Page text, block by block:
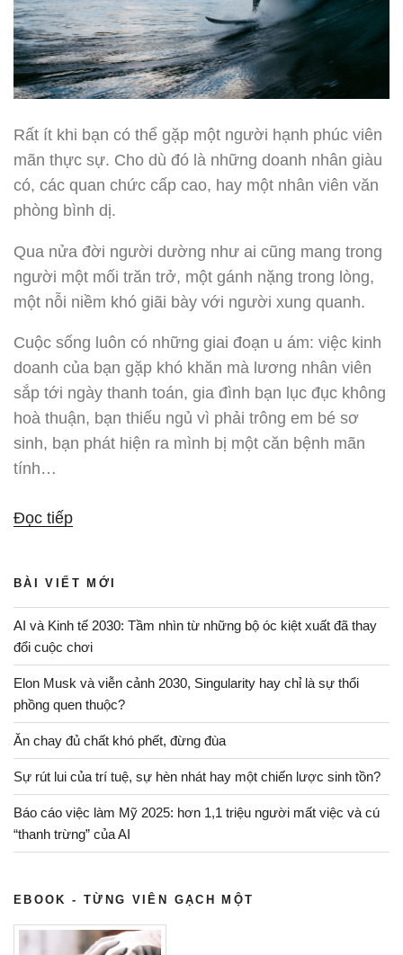
Rất ít khi bạn có thể gặp một người hạnh phúc viên
mãn thực sự. Cho dù đó là những doanh nhân giàu
có, các quan chức cấp cao, hay một nhân viên văn
phòng bình dị.
Qua nửa đời người dường như ai cũng mang trong
người một mối trăn trở, một gánh nặng trong lòng,
một nỗi niềm khó giãi bày với người xung quanh.
Cuộc sống luôn có những giai đoạn u ám: việc kinh
doanh của bạn gặp khó khăn mà lương nhân viên
sắp tới ngày thanh toán, gia đình bạn lục đục không
hoà thuận, bạn thiếu ngủ vì phải trông em bé sơ
sinh, bạn phát hiện ra mình bị một căn bệnh mãn
tính…
Đọc tiếp“Đối
thách”
BÀI VIẾT MỚI
AI và Kinh tế 2030: Tầm nhìn từ những bộ óc kiệt xuất đã thay
đổi cuộc chơi
Elon Musk và viễn cảnh 2030, Singularity hay chỉ là sự thổi
phồng quen thuộc?
Ăn chay đủ chất khó phết, đừng đùa
Sự rút lui của trí tuệ, sự hèn nhát hay một chiến lược sinh tồn?
Báo cáo việc làm Mỹ 2025: hơn 1,1 triệu người mất việc và cú
“thanh trừng” của AI
EBOOK - TỪNG VIÊN GẠCH MỘT